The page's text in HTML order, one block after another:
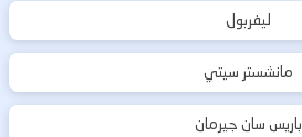
ليفربول
مانشستر سيتي
باريس سان جيرمان